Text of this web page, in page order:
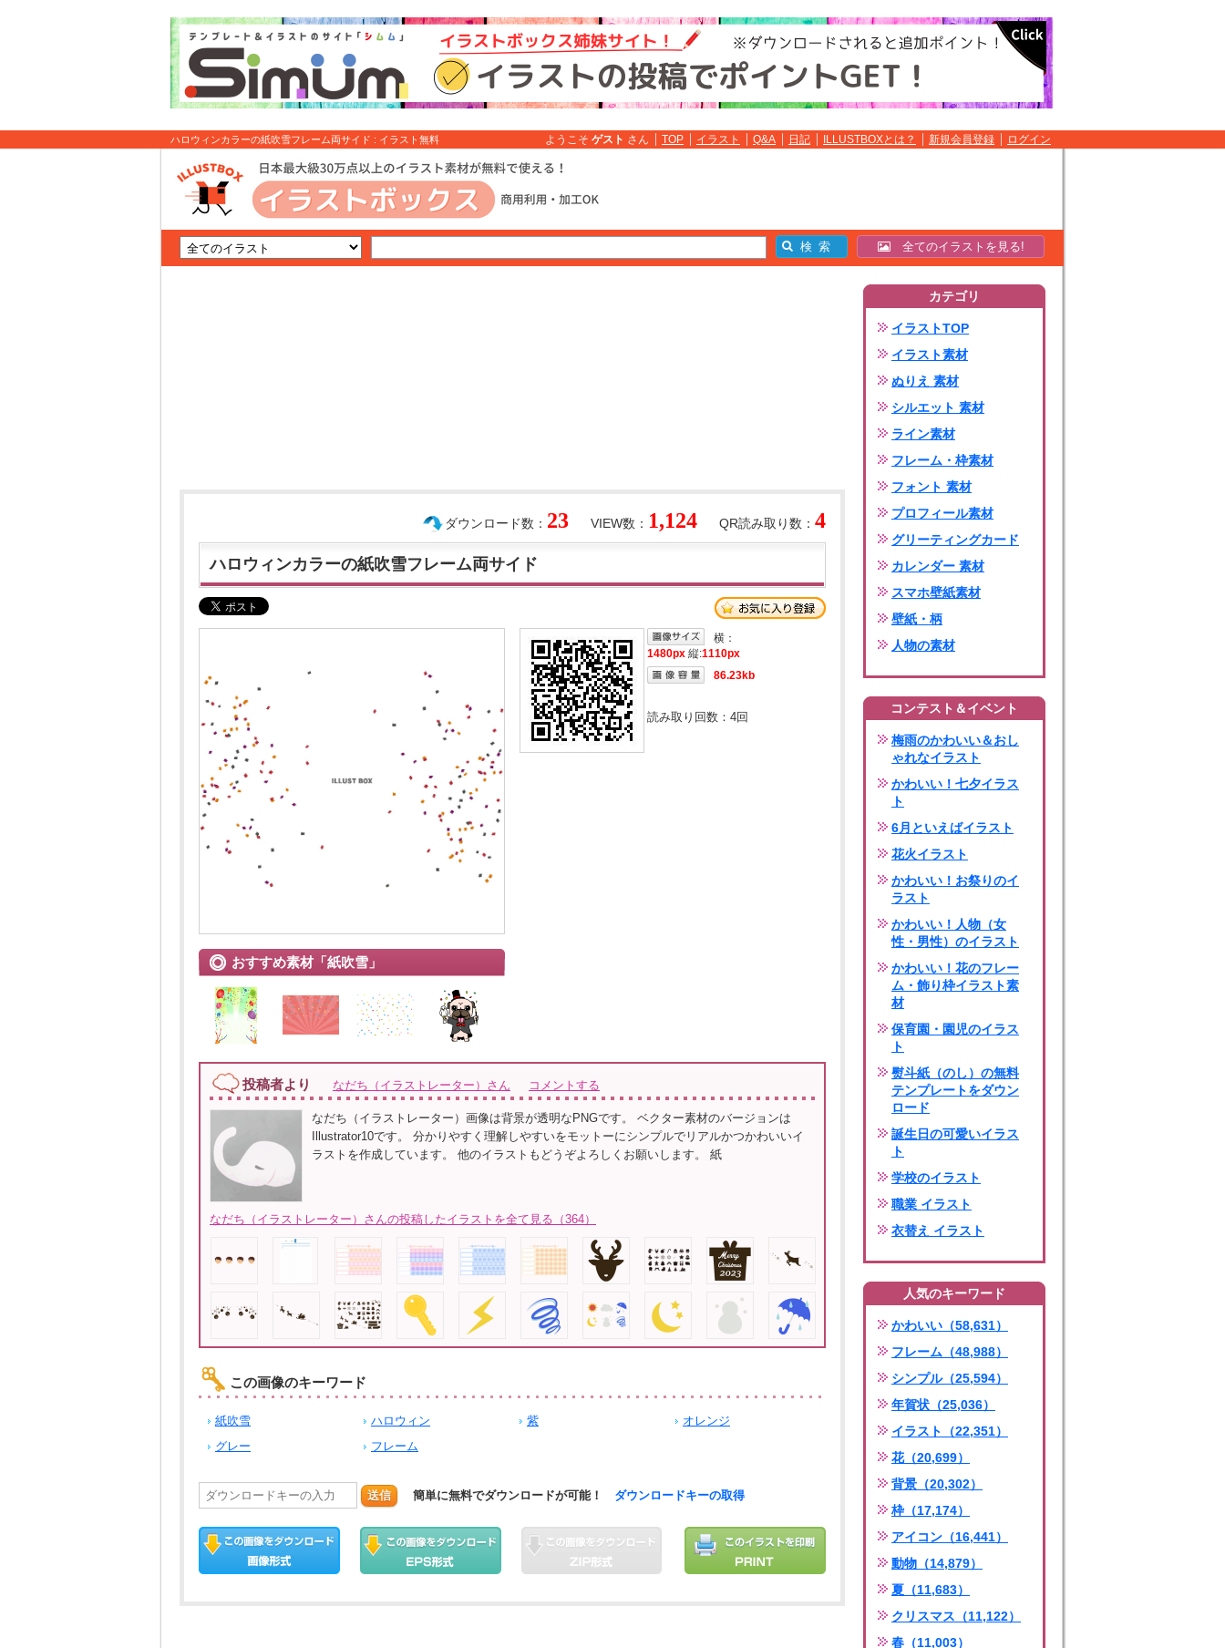
ハロウィンカラーの紙吹雪フレーム両サイド : イラスト無料 ようこそ ゲスト さん TOP イラスト Q&A 日記 ILLUSTBOXとは？ 新規会員登録 ログイン
全てのイラストを見る!
QR読み取り数： 4
VIEW数： 1,124
ダウンロード数： 23
ハロウィンカラーの紙吹雪フレーム両サイド
おすすめ素材「紙吹雪」
横：
1480px 縦:1110px
86.23kb
読み取り回数： 4回
投稿者より なだち（イラストレーター）さん コメントする
なだち（イラストレーター）画像は背景が透明なPNGです。 ベクター素材のバージョンは
Illustrator10です。 分かりやすく理解しやすいをモットーにシンプルでリアルかつかわいいイ
ラストを作成しています。 他のイラストもどうぞよろしくお願いします。 紙
なだち（イラストレーター）さんの投稿したイラストを全て見る（364）
この画像のキーワード
紙吹雪 ハロウィン 紫
オレンジ
グレー
フレーム
送信 簡単に無料でダウンロードが可能！ ダウンロードキーの取得
カテゴリ
イラストTOP
イラスト素材
ぬりえ 素材
シルエット 素材
ライン素材
フレーム・枠素材
フォント 素材
プロフィール素材
グリーティングカード
カレンダー 素材
スマホ壁紙素材
壁紙・柄
人物の素材
コンテスト＆イベント
梅雨のかわいい＆おし
ゃれなイラスト
かわいい！七夕イラス
ト
6月といえばイラスト
花火イラスト
かわいい！お祭りのイ
ラスト
かわいい！人物（女
性・男性）のイラスト
かわいい！花のフレー
ム・飾り枠イラスト素
材
保育園・園児のイラス
ト
熨斗紙（のし）の無料
テンプレートをダウン
ロード
誕生日の可愛いイラス
ト
学校のイラスト
職業 イラスト
衣替え イラスト
人気のキーワード
かわいい（58,631）
フレーム（48,988）
シンプル（25,594）
年賀状（25,036）
イラスト（22,351）
花（20,699）
背景（20,302）
枠（17,174）
アイコン（16,441）
動物（14,879）
夏（11,683）
クリスマス（11,122）
春（11,003）